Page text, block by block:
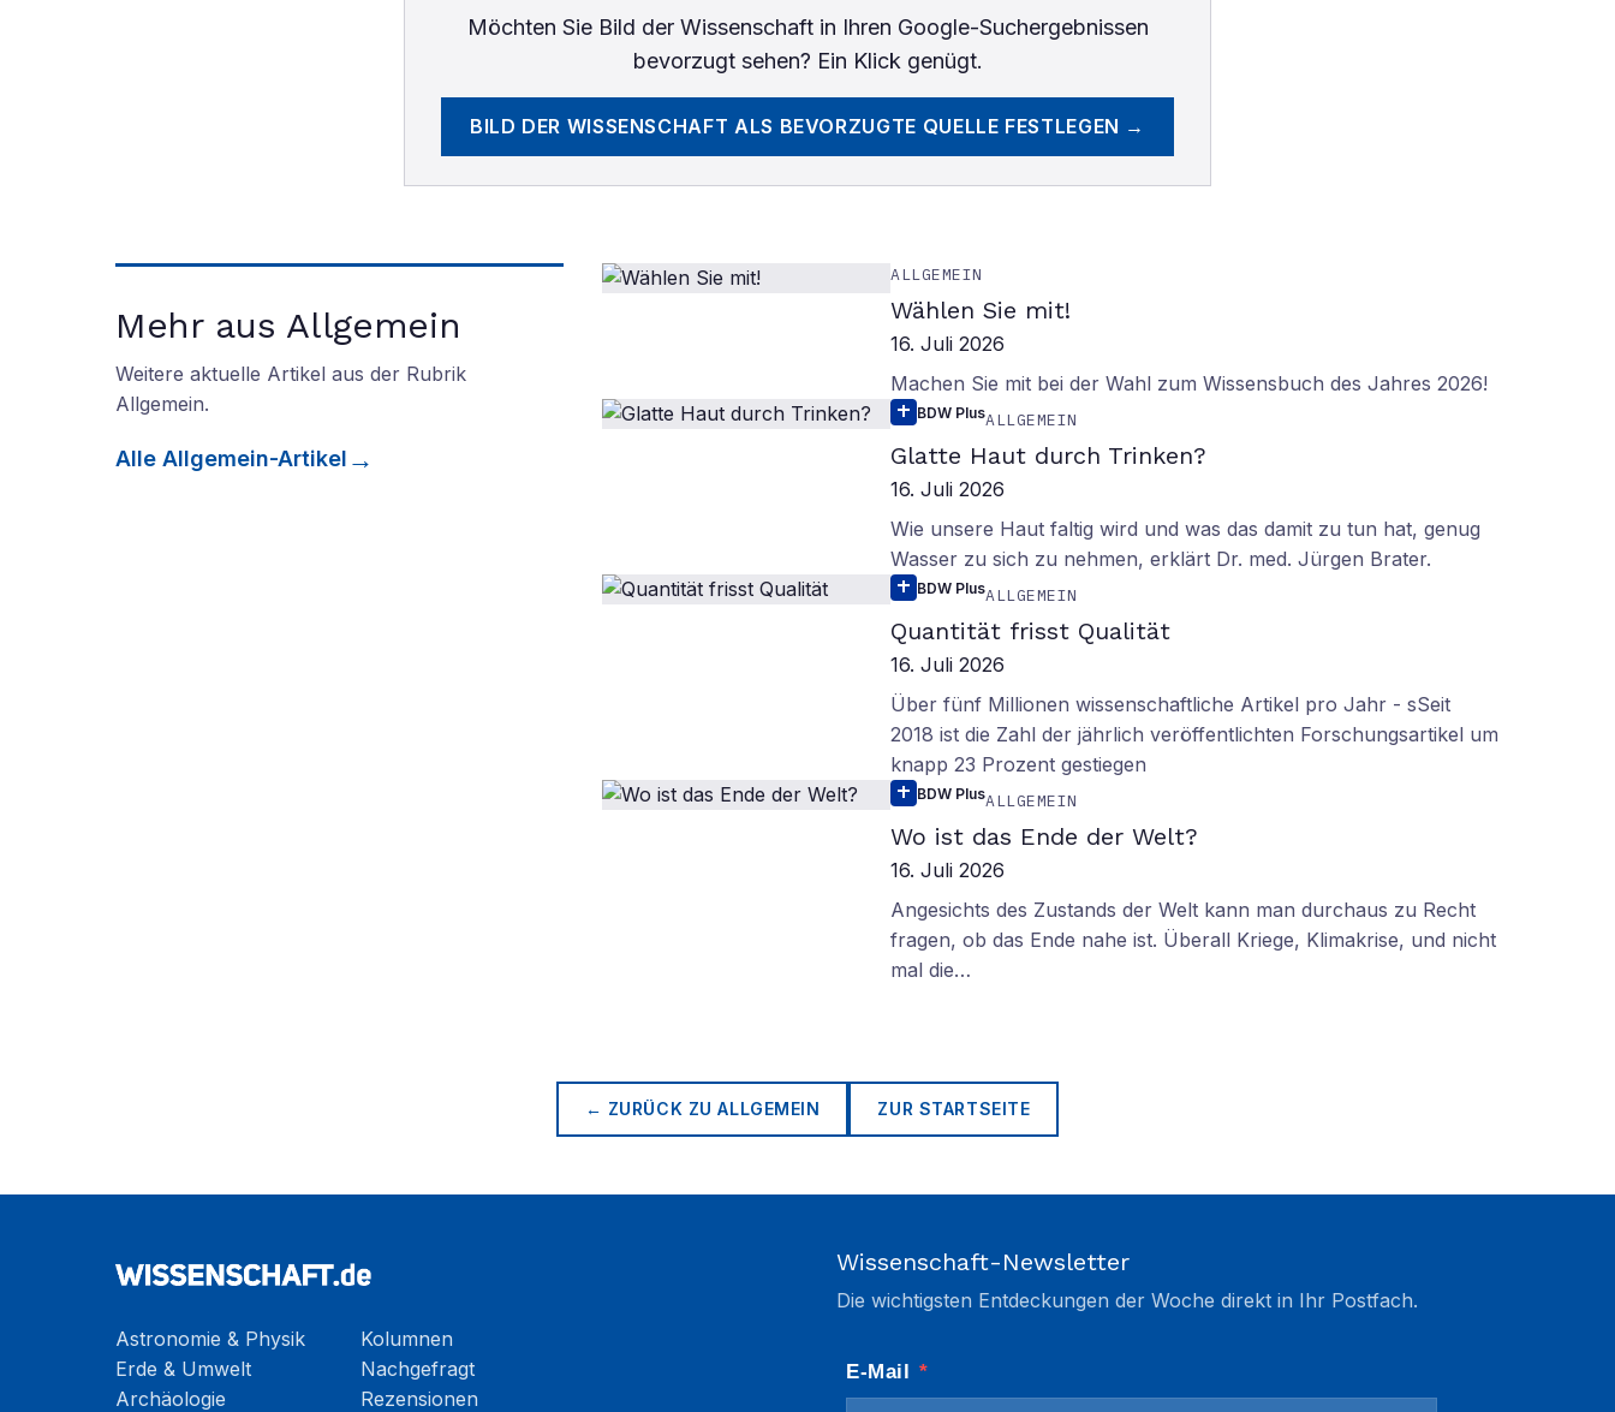
Möchten Sie Bild der Wissenschaftin Ihren Google-Suchergebnissen
bevorzugt sehen? Ein Klick genügt.
BILD DER WISSENSCHAFT ALS BEVORZUGTE QUELLE FESTLEGEN →
Mehr aus Allgemein
Weitere aktuelle Artikel aus der Rubrik
Allgemein.
Alle Allgemein-Artikel
ALLGEMEIN
Wählen Sie mit!
16. Juli 2026
Machen Sie mit bei der Wahl zum Wissensbuch des Jahres 2026!
BDW PlusALLGEMEIN
Glatte Haut durch Trinken?
16. Juli 2026
Wie unsere Haut faltig wird und was das damit zu tun hat, genug
Wasser zu sich zu nehmen, erklärt Dr. med. Jürgen Brater.
BDW PlusALLGEMEIN
Quantität frisst Qualität
16. Juli 2026
Über fünf Millionen wissenschaftliche Artikel pro Jahr - sSeit
2018 ist die Zahl der jährlich veröffentlichten Forschungsartikel um
knapp 23 Prozent gestiegen
BDW PlusALLGEMEIN
Wo ist das Ende der Welt?
16. Juli 2026
Angesichts des Zustands der Welt kann man durchaus zu Recht
fragen, ob das Ende nahe ist. Überall Kriege, Klimakrise, und nicht
mal die…
← ZURÜCK ZUALLGEMEIN ZUR STARTSEITE
Astronomie & Physik
Erde & Umwelt
Archäologie
Kolumnen
Nachgefragt
Rezensionen
Wissenschaft-Newsletter
Die wichtigsten Entdeckungen der Woche direkt in Ihr Postfach.